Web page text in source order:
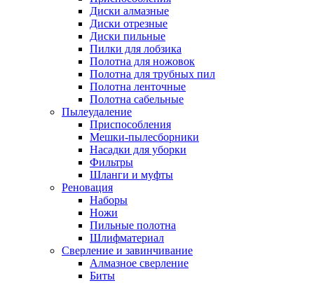
Диски алмазные
Диски отрезные
Диски пильные
Пилки для лобзика
Полотна для ножовок
Полотна для трубных пил
Полотна ленточные
Полотна сабельные
Пылеудаление
Приспособления
Мешки-пылесборники
Насадки для уборки
Фильтры
Шланги и муфты
Реновация
Наборы
Ножи
Пильные полотна
Шлифматериал
Сверление и завинчивание
Алмазное сверление
Биты